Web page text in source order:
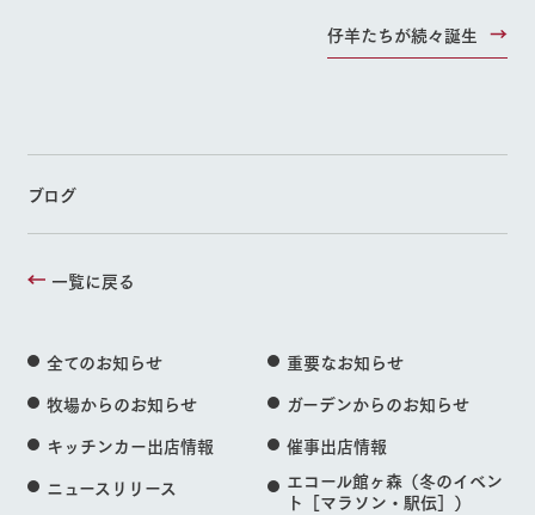
仔羊たちが続々誕生
ブログ
一覧に戻る
全てのお知らせ
重要なお知らせ
牧場からのお知らせ
ガーデンからのお知らせ
キッチンカー出店情報
催事出店情報
ニュースリリース
エコール館ヶ森（冬のイベン
ト［マラソン・駅伝］）